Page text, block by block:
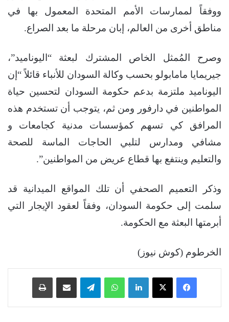
ووفقاً لممارسات الأمم المتحدة المعمول بها في
مناطق أخرى من العالم، إبان مرحلة ما بعد الصراع.
وصرح المُمثل الخاص المشترك لبعثة “اليوناميد”،
جيريمايا مامابولو بحسب وكالة السودان للأنباء قائلاً “إن
اليوناميد ملتزمة بدعم حكومة السودان لتحسين حياة
المواطنين في دارفور ومن ثم، يتوجب أن تستخدم هذه
المرافق كي تسهم كمؤسسات مدنية كجامعات و
مشافي ومدارس لتلبي الحاجات الماسة للصحة
والتعليم وينتفع بها قطاع عريض من المواطنين”.
وذكر التعميم الصحفي أن تلك المواقع الميدانية قد
سلمت إلى حكومة السودان، وفقاً لعقود الإيجار التي
أبرمتها البعثة مع الحكومة.
الخرطوم (كوش نيوز)
فيسبوك ‫X لينكدإن واتساب تيلقرام